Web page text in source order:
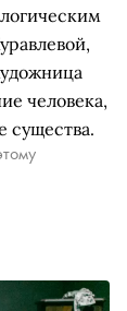
человека,
существа.